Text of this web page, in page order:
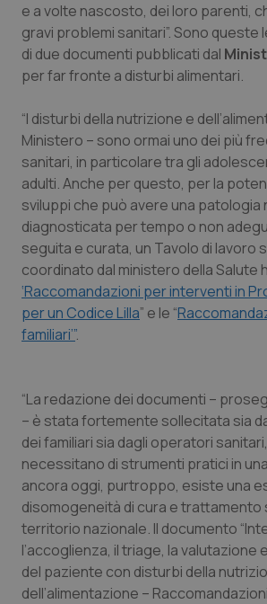
Friuli Venezia Giulia
Lazio
Liguria
Lombardia
Marche
Molise
Piemonte
Provincia Autonoma di
Provincia Autonoma di
Puglia
Sardegna
Sicilia
Toscana
Dermatite Atopica
Diabete & glucometri
Disturbi dell’umore
Dolore
Donna & Salute
Epatiti
HIV
Infezioni & Febbre
Ipertensione & Scompenso
Malattie rare
Malattia di Crohn &
Neuroscienze & patologie
Obesità
e a volte nascosto, dei loro parenti,
gravi problemi sanitari”. Sono queste
di due documenti pubblicati dal
per far fronte a disturbi alimentari.
“I disturbi della nutrizione e
Ministero – sono ormai uno dei più
sanitari, in particolare tra gli
adulti. Anche per questo, per la
sviluppi che può avere una patologia
diagnosticata per tempo o non
seguita e curata, un Tavolo di lavoro
coordinato dal ministero della Salute
‘Raccomandazioni per interventi in
per un Codice Lilla” e le “
familiari’”.
“La redazione dei documenti –
– è stata fortemente sollecitata sia
dei familiari sia dagli operatori
necessitano di strumenti pratici in
ancora oggi, purtroppo, esiste una
disomogeneità di cura e trattamento
territorio nazionale. Il documento
l’accoglienza, il triage, la valutazione
del paziente con disturbi della
dell’alimentazione –